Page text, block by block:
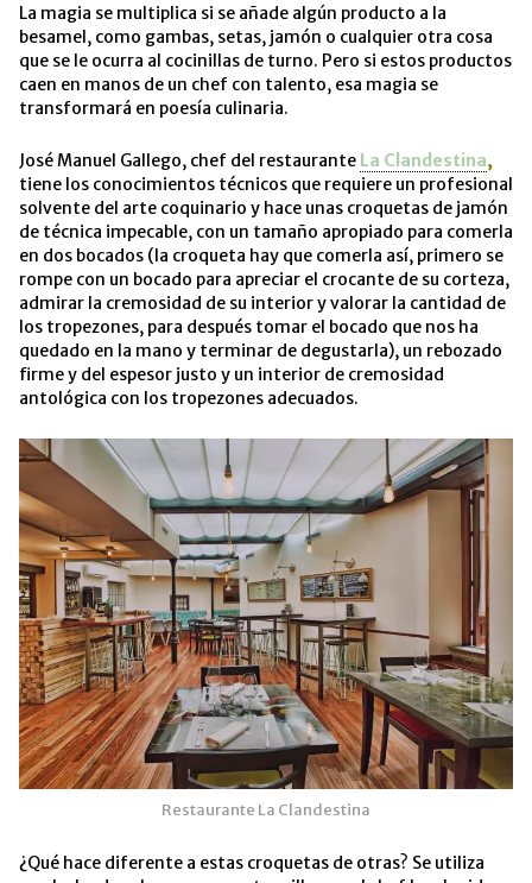
La magia se multiplica si se añade algún producto a la
besamel, como gambas, setas, jamón o cualquier otra cosa
que se le ocurra al cocinillas de turno. Pero si estos productos
caen en manos de un chef con talento, esa magia se
transformará en poesía culinaria.
José Manuel Gallego, chef del restaurante La Clandestina,
tiene los conocimientos técnicos que requiere un profesional
solvente del arte coquinario y hace unas croquetas de jamón
de técnica impecable, con un tamaño apropiado para comerla
en dos bocados (la croqueta hay que comerla así, primero se
rompe con un bocado para apreciar el crocante de su corteza,
admirar la cremosidad de su interior y valorar la cantidad de
los tropezones, para después tomar el bocado que nos ha
quedado en la mano y terminar de degustarla), un rebozado
firme y del espesor justo y un interior de cremosidad
antológica con los tropezones adecuados.
Restaurante La Clandestina
¿Qué hace diferente a estas croquetas de otras? Se utiliza